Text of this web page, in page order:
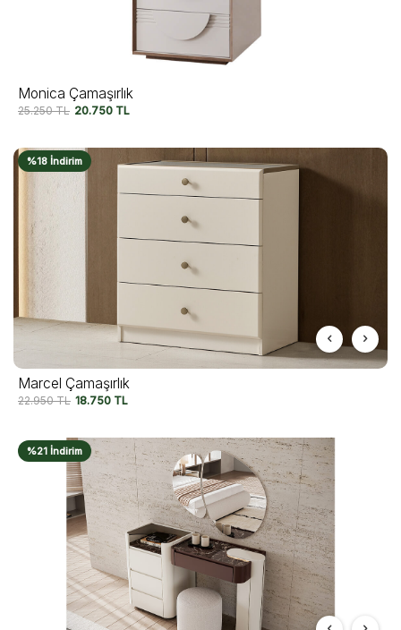
Monica Çamaşırlık
25.250TL 20.750 TL
%18 İndirim
Marcel Çamaşırlık
22.950TL 18.750 TL
%21 İndirim